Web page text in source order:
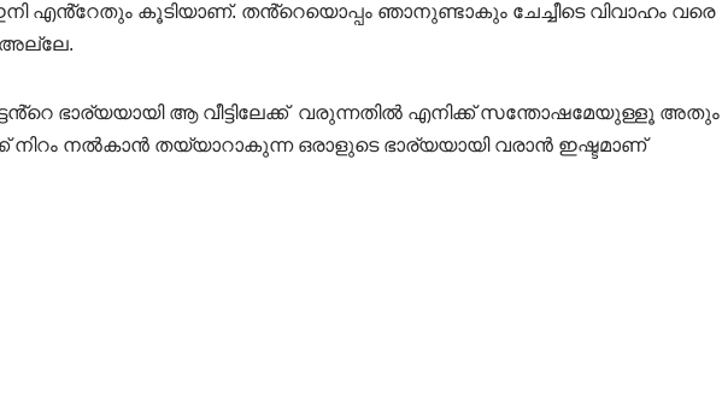
എൻ്റേതും കൂടിയാണ്. തൻ്റെയൊപ്പം ഞാനുണ്ടാകും ചേച്ചീടെ വിവാഹം വരെ
അല്ലേ.
ഭാര്യയായി ആ വീട്ടിലേക്ക് വരുന്നതിൽ എനിക്ക് സന്തോഷമേയുള്ളൂ അതും
നിറം നൽകാൻ തയ്യാറാകുന്ന ഒരാളുടെ ഭാര്യയായി വരാൻ ഇഷ്ടമാണ്